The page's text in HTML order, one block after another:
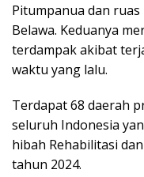
Pitumpanua dan
Belawa. Keduanya
terdampak akibat
waktu yang lalu.
Terdapat 68 daerah
seluruh Indonesia
hibah Rehabilitasi
tahun 2024.